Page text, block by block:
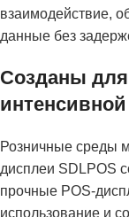
взаимодействие,
данные без
Созданы для
Розничные среды
дисплеи SDLPOS
прочные POS-
использование и